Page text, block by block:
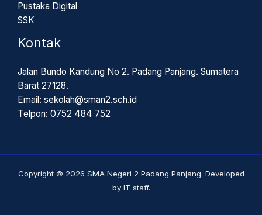
Pustaka Digital
SSK
Kontak
Jalan Bundo Kandung No 2. Padang Panjang. Sumatera
Barat 27128.
Email: sekolah@sman2.sch.id
Telpon: 0752 484 752
Copyright © 2026 SMA Negeri 2 Padang Panjang. Developed
by IT staff.